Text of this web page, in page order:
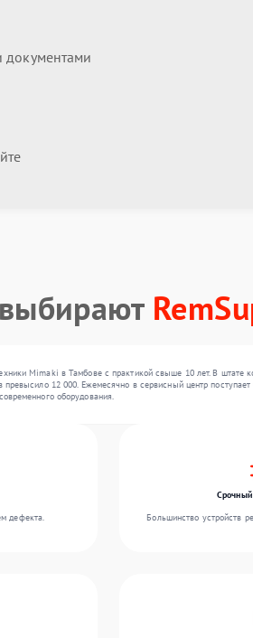
Mimaki в Тамбове с практикой свыше 10 лет. В штате
12 000. Ежемесячно в сервисный центр
оборудования.
дефекта.
Большинство устройств